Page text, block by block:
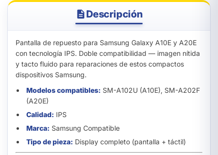
Descripción
Pantalla de repuesto para Samsung Galaxy A10E y A20E
con tecnología IPS. Doble compatibilidad — imagen nítida
y tacto fluido para reparaciones de estos compactos
dispositivos Samsung.
Modelos compatibles: SM-A102U (A10E), SM-A202F
(A20E)
Calidad: IPS
Marca: Samsung Compatible
Tipo de pieza: Display completo (pantalla + táctil)